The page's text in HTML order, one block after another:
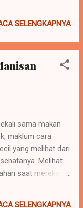
operasi by
beberapa
dokter ada
hidup sehat
deadline
dengan kata lain
lagi saya
hidup yang gak
membiasakan
orang yang
SELENGKAPNYA
sama makan
maklum cara
yang melihat dari
Melihat
saat mereka
SELENGKAPNYA